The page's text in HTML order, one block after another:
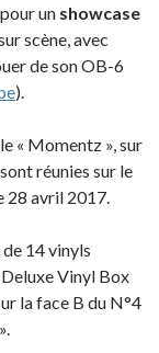
un showcase
scène, avec
de son OB-6
).
« Momentz », sur
réunies sur le
28 avril 2017.
14 vinyls
Vinyl Box
la face B du N°4